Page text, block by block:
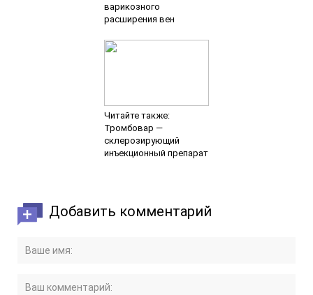
варикозного
расширения вен
Читайте также:
Тромбовар —
склерозирующий
инъекционный препарат
Добавить комментарий